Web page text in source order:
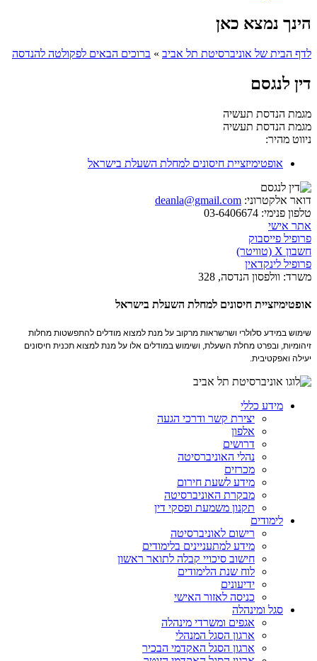
הינך נמצא כאן
לדף הבית של אוניברסיטת תל אביב » ברוכים הבאים לפקולטה להנדסה
דין לנגסם
מגמת הנדסת תעשיה
מגמת הנדסת תעשיה
ניווט מהיר:
אופטימיזציית חיסונים למחלת השעלת בישראל
דואר אלקטרוני: deanla@gmail.com
טלפון פנימי:
אתר אישי
פרופיל פייסבוק
חשבון X (טוויטר)
פרופיל לינקדאין
משרד: וולפסון הנדסה, 328
אופטימיזציית חיסונים למחלת השעלת בישראל
שימוש במידע סלולרי ושרשראות מרקוב על מנת למצוא מודלים להתפשטות מחלות
זיהומיות, ובפרט מחלת השעלת, ושימוש במודלים אלו על מנת למצוא תכנית חיסונים
יעילה ואפקטיבית.
מידע כללי
יצירת קשר ודרכי הגעה
אלפון
דרושים
נהלי האוניברסיטה
מכרזים
מידע לשעת חירום
מבקרת האוניברסיטה
תקנון משמעת ופסקי דין
לימודים
רישום לאוניברסיטה
מידע למתעניינים בלימודים
חישוב סיכויי קבלה לתואר ראשון
לוח שנת הלימודים
ידיעונים
כניסה לאזור האישי
סגל ומינהלה
אגפים ומשרדי מינהלה
ארגון הסגל המנהלי
ארגון הסגל האקדמי הבכיר